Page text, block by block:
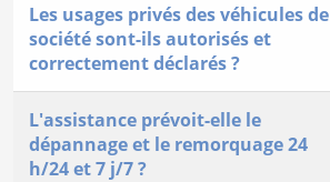
Les usages privés des véhicules de
société sont-ils autorisés et
correctement déclarés ?
L'assistance prévoit-elle le
dépannage et le remorquage 24
h/24 et 7 j/7 ?